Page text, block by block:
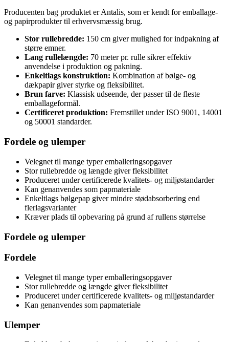
Producenten bag produktet er Antalis, som er kendt for emballage-
og papirprodukter til erhvervsmæssig brug.
Stor rullebredde: 150 cm giver mulighed for indpakning af
større emner.
Lang rullelængde: 70 meter pr. rulle sikrer effektiv
anvendelse i produktion og pakning.
Enkeltlags konstruktion: Kombination af bølge- og
dækpapir giver styrke og fleksibilitet.
Brun farve: Klassisk udseende, der passer til de fleste
emballageformål.
Certificeret produktion: Fremstillet under ISO 9001, 14001
og 50001 standarder.
Fordele og ulemper
Velegnet til mange typer emballeringsopgaver
Stor rullebredde og længde giver fleksibilitet
Produceret under certificerede kvalitets- og miljøstandarder
Kan genanvendes som papmateriale
Enkeltlags bølgepap giver mindre stødabsorbering end
flerlagsvarianter
Kræver plads til opbevaring på grund af rullens størrelse
Fordele og ulemper
Fordele
Velegnet til mange typer emballeringsopgaver
Stor rullebredde og længde giver fleksibilitet
Produceret under certificerede kvalitets- og miljøstandarder
Kan genanvendes som papmateriale
Ulemper